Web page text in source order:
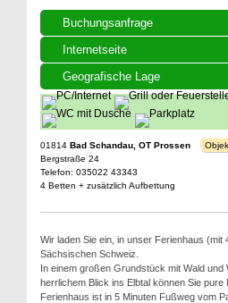
Buchungsanfrage
Internetseite
Geografische Lage
01814 Bad Schandau, OT Prossen
Bergstraße 24
Telefon: 035022 43343
4 Betten + zusätzlich Aufbettung
Wir laden Sie ein, in unser Ferienhaus (mit
Sächsischen Schweiz.
In einem großen Grundstück mit Wald und
herrlichem Blick ins Elbtal können Sie pure
Ferienhaus ist in 5 Minuten Fußweg vom